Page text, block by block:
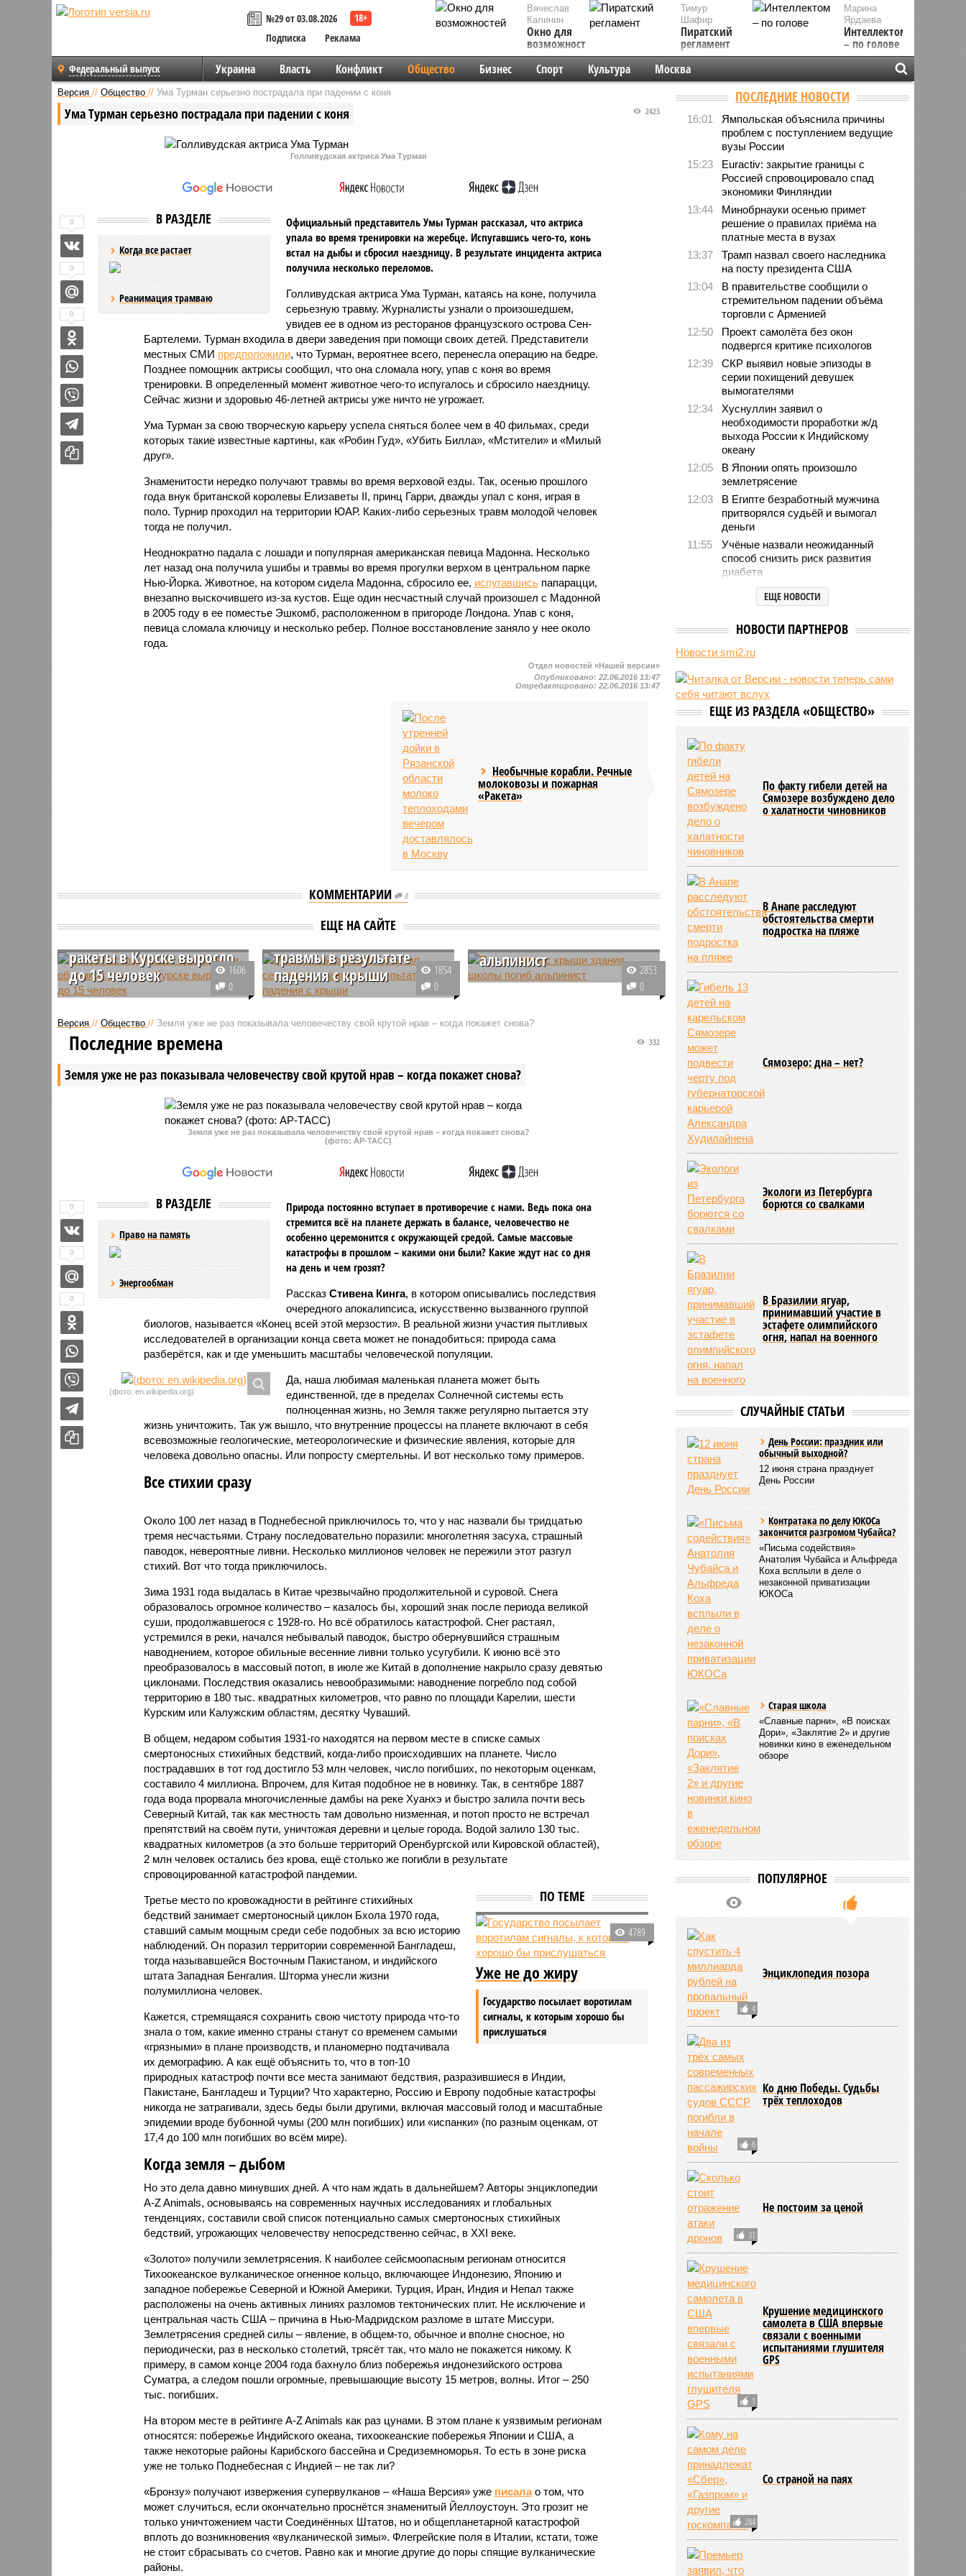
№29 от 03.08.2026
Подписка
Реклама
Вячеслав
Калинин
Окно для
возможностей
Марина
Ярдаева
Интеллектом
– по голове
Тимур
Шафир
Пиратский
регламент
Федеральный выпуск Украина Власть Конфликт Общество Бизнес Спорт Культура Москва
Версия // Общество // Ума Турман серьезно пострадала при падении с коня
Ума Турман серьезно пострадала при падении с коня 2423
Голливудская актриса Ума Турман
В РАЗДЕЛЕ
Когда все растает
Реанимация трамваю
Официальный представитель Умы Турман рассказал, что актриса
упала во время тренировки на жеребце. Испугавшись чего-то, конь
встал на дыбы и сбросил наездницу. В результате инцидента актриса
получила несколько переломов.
Голливудская актриса Ума Турман, катаясь на коне, получила
серьезную травму. Журналисты узнали о произошедшем,
увидев ее в одном из ресторанов французского острова Сен-
Бартелеми. Турман входила в двери заведения при помощи своих детей. Представители
местных СМИ предположили, что Турман, вероятнее всего, перенесла операцию на бедре.
Позднее помощник актрисы сообщил, что она сломала ногу, упав с коня во время
тренировки. В определенный момент животное чего-то испугалось и сбросило наездницу.
Сейчас жизни и здоровью 46-летней актрисы уже ничто не угрожает.
Ума Турман за свою творческую карьеру успела сняться более чем в 40 фильмах, среди
которых такие известные картины, как «Робин Гуд», «Убить Билла», «Мстители» и «Милый
друг».
Знаменитости нередко получают травмы во время верховой езды. Так, осенью прошлого
года внук британской королевы Елизаветы II, принц Гарри, дважды упал с коня, играя в
поло. Турнир проходил на территории ЮАР. Каких-либо серьезных травм молодой человек
тогда не получил.
Неоднократно падала с лошади и популярная американская певица Мадонна. Несколько
лет назад она получила ушибы и травмы во время прогулки верхом в центральном парке
Нью-Йорка. Животное, на котором сидела Мадонна, сбросило ее, испугавшисьпапарацци,
внезапно выскочившего из-за кустов. Еще один несчастный случай произошел с Мадонной
в 2005 году в ее поместье Эшкомб, расположенном в пригороде Лондона. Упав с коня,
певица сломала ключицу и несколько ребер. Полное восстановление заняло у нее около
года.
0
0
0
Отдел новостей «Нашей версии»
Опубликовано:22.06.2016 13:47
Отредактировано:22.06.2016 13:47
Необычные корабли. Речные
молоковозы и пожарная
«Ракета»
КОММЕНТАРИИ 0
ЕЩЕ НА САЙТЕ
Число пострадавших при
ракеты в Курске выросло
до 15 человек
Врио губернатора Курской
изначально сообщал о 13
пострадавших, в СМИ
появлялась информация о 16. По
последним данным, число
пострадали при падении на
жилой дом обломков ракеты,
1606
0
Российский рабочий
получил серьезные
травмы в результате
падения с крыши
ЧП произошло в республике
выполняя работы по ремонту
серьезно травмирован .
1854
0
При падении с крыши
альпинист
Трагический инцидент произошёл
сорвался с крыши и упал во
школы.
2853
0
Версия // Общество // Земля уже не раз показывала человечеству свой крутой нрав – когда покажет снова?
Земля уже не раз показывала человечеству свой крутой нрав – когда покажет снова?
332
Последние времена
Земля уже не раз показывала человечеству свой крутой нрав – когда покажет снова?
(фото: АР-ТАСС)
В РАЗДЕЛЕ
Право на память
Энергообман
Природа постоянно вступает в противоречие с нами. Ведь пока она
стремится всё на планете держать в балансе, человечество не
особенно церемонится с окружающей средой. Самые массовые
катастрофы в прошлом – какими они были? Какие ждут нас со дня
на день и чем грозят?
Рассказ Стивена Кинга, в котором описывались последствия
очередного апокалипсиса, искусственно вызванного группой
биологов, называется «Конец всей этой мерзости». В реальной жизни участия пытливых
исследователей в организации конца света может не понадобиться: природа сама
разберётся, как и где уменьшить масштабы человеческой популяции.
(фото: en.wikipedia.org)
Да, наша любимая маленькая планета может быть
единственной, где в пределах Солнечной системы есть
полноценная жизнь, но Земля также регулярно пытается эту
жизнь уничтожить. Так уж вышло, что внутренние процессы на планете включают в себя
всевозможные геологические, метеорологические и физические явления, которые для
человека довольно опасны. Или попросту смертельны. И вот несколько тому примеров.
Все стихии сразу
Около 100 лет назад в Поднебесной приключилось то, что у нас назвали бы тридцатью
тремя несчастьями. Страну последовательно поразили: многолетняя засуха, страшный
паводок, невероятные ливни. Несколько миллионов человек не пережили этот разгул
стихий. Вот что тогда приключилось.
Зима 1931 года выдалась в Китае чрезвычайно продолжительной и суровой. Снега
образовалось огромное количество – казалось бы, хороший знак после периода великой
суши, продолжавшегося с 1928-го. Но всё обратилось катастрофой. Снег растаял,
устремился в реки, начался небывалый паводок, быстро обернувшийся страшным
наводнением, которое обильные весенние ливни только усугубили. К июню всё это
преобразовалось в массовый потоп, в июле же Китай в дополнение накрыло сразу девятью
циклонами. Последствия оказались невообразимыми: наводнение погребло под собой
территорию в 180 тыс. квадратных километров, что равно по площади Карелии, шести
Курским или Калужским областям, десятку Чуваший.
В общем, недаром события 1931-го находятся на первом месте в списке самых
смертоносных стихийных бедствий, когда-либо происходивших на планете. Число
пострадавших в тот год достигло 53 млн человек, число погибших, по некоторым оценкам,
составило 4 миллиона. Впрочем, для Китая подобное не в новинку. Так, в сентябре 1887
года вода прорвала многочисленные дамбы на реке Хуанхэ и быстро залила почти весь
Северный Китай, так как местность там довольно низменная, и потоп просто не встречал
препятствий на своём пути, уничтожая деревни и целые города. Водой залило 130 тыс.
квадратных километров (а это больше территорий Оренбургской или Кировской областей),
2 млн человек остались без крова, ещё столько же погибли в результате
спровоцированной катастрофой пандемии.
ПО ТЕМЕ
4789
Уже не до жиру
Государство посылает воротилам
сигналы, к которым хорошо бы
прислушаться
Третье место по кровожадности в рейтинге стихийных
бедствий занимает смертоносный циклон Бхола 1970 года,
ставший самым мощным среди себе подобных за всю историю
наблюдений. Он поразил территории современной Бангладеш,
тогда называвшейся Восточным Пакистаном, и индийского
штата Западная Бенгалия. Шторма унесли жизни
полумиллиона человек.
Кажется, стремящаяся сохранить свою чистоту природа что-то
знала о том, какие именно страны станут со временем самыми
«грязными» в плане производств, и планомерно подтачивала
их демографию. А как ещё объяснить то, что в топ-10
природных катастроф почти все места занимают бедствия, разразившиеся в Индии,
Пакистане, Бангладеш и Турции? Что характерно, Россию и Европу подобные катастрофы
никогда не затрагивали, здесь беды были другими, включая массовый голод и масштабные
эпидемии вроде бубонной чумы (200 млн погибших) или «испанки» (по разным оценкам, от
17,4 до 100 млн погибших во всём мире).
Когда земля – дыбом
Но это дела давно минувших дней. А что нам ждать в дальнейшем? Авторы энциклопедии
A-Z Animals, основываясь на современных научных исследованиях и глобальных
тенденциях, составили свой список потенциально самых смертоносных стихийных
бедствий, угрожающих человечеству непосредственно сейчас, в XXI веке.
«Золото» получили землетрясения. К наиболее сейсмоопасным регионам относится
Тихоокеанское вулканическое огненное кольцо, включающее Индонезию, Японию и
западное побережье Северной и Южной Америки. Турция, Иран, Индия и Непал также
расположены на очень активных линиях разломов тектонических плит. Не исключение и
центральная часть США – причина в Нью-Мадридском разломе в штате Миссури.
Землетрясения средней силы – явление, в общем-то, обычное и вполне сносное, но
периодически, раз в несколько столетий, трясёт так, что мало не покажется никому. К
примеру, в самом конце 2004 года бахнуло близ побережья индонезийского острова
Суматра, а следом пошли огромные, превышающие высоту 15 метров, волны. Итог – 250
тыс. погибших.
На втором месте в рейтинге A-Z Animals как раз цунами. В этом плане к уязвимым регионам
относятся: побережье Индийского океана, тихо­океанские побережья Японии и США, а
также некоторые районы Карибского бассейна и Средиземноморья. То есть в зоне риска
уже не только Поднебесная с Индией – не так ли?
«Бронзу» получают извержения супервулканов – «Наша Версия» уже писалао том, что
может случиться, если окончательно проснётся знаменитый Йеллоустоун. Это грозит не
только уничтожением части Соединённых Штатов, но и общепланетарной катастрофой
вплоть до возникновения «вулканической зимы». Флегрейские поля в Италии, кстати, тоже
не стоит сбрасывать со счетов. Равно как и многие другие до поры спящие вулканические
районы.
0
0
0
ПОСЛЕДНИЕ НОВОСТИ
16:01
Ямпольская объяснила причины
проблем с поступлением ведущие
вузы России
15:23
Euractiv: закрытие границы с
Россией спровоцировало спад
экономики Финляндии
13:44
Минобрнауки осенью примет
решение о правилах приёма на
платные места в вузах
13:37
Трамп назвал своего наследника
на посту президента США
13:04
В правительстве сообщили о
стремительном падении объёма
торговли с Арменией
12:50
Проект самолёта без окон
подвергся критике психологов
12:39
СКР выявил новые эпизоды в
серии похищений девушек
вымогателями
12:34
Хуснуллин заявил о
необходимости проработки ж/д
выхода России к Индийскому
океану
12:05
В Японии опять произошло
землетрясение
12:03
В Египте безработный мужчина
притворялся судьёй и вымогал
деньги
11:55
Учёные назвали неожиданный
способ снизить риск развития
диабета
В европейских аэропортах
отключили систему биометрии на
11:14
Люксембург обвинил Евросоюз во
взятии «в заложники» Шенгена
выпустило предупреждение для
россиян
10:39
МИД РФ: Евросоюз не позволит в
ЕЩЕ НОВОСТИ
НОВОСТИ ПАРТНЕРОВ
Новости smi2.ru
ЕЩЕ ИЗ РАЗДЕЛА «ОБЩЕСТВО»
По факту гибели детей на
Сямозере возбуждено дело
о халатности чиновников
В Анапе расследуют
обстоятельства смерти
подростка на пляже
Сямозеро: дна – нет?
Экологи из Петербурга
борются со свалками
В Бразилии ягуар,
принимавший участие в
эстафете олимпийского
огня, напал на военного
СЛУЧАЙНЫЕ СТАТЬИ
День России: праздник или
обычный выходной?
12 июня страна празднует
День России
Контратака по делу ЮКОСа
закончится разгромом Чубайса?
«Письма содействия»
Анатолия Чубайса и Альфреда
Коха всплыли в деле о
незаконной приватизации
ЮКОСа
Старая школа
«Славные парни», «В поисках
Дори», «Заклятие 2» и другие
новинки кино в еженедельном
обзоре
ПОПУЛЯРНОЕ
4
Энциклопедия позора
6
Ко дню Победы. Судьбы
трёх теплоходов
31
Не постоим за ценой
1
Крушение медицинского
самолета в США впервые
связали с военными
испытаниями глушителя
GPS
284
Со страной на паях